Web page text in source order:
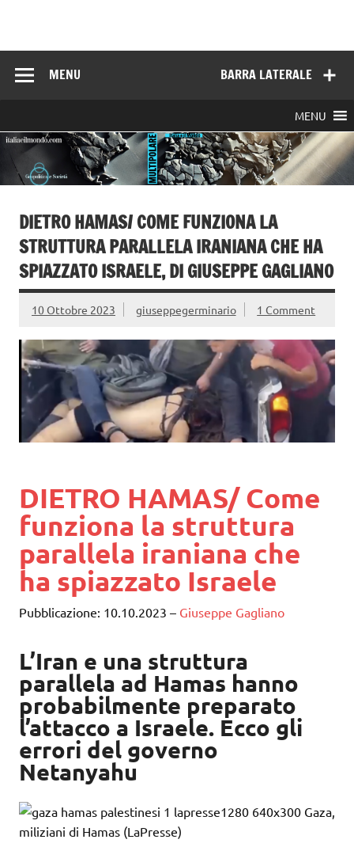
BARRA LATERALE
MENU
MENU
DIETRO HAMAS/ COME FUNZIONA LA
STRUTTURA PARALLELA IRANIANA CHE HA
SPIAZZATO ISRAELE, DI GIUSEPPE GAGLIANO
10 Ottobre 2023 giuseppegerminario 1 Comment
DIETRO HAMAS/ Come
funziona la struttura
parallela iraniana che
ha spiazzato Israele
Pubblicazione: 10.10.2023 – Giuseppe Gagliano
L’Iran e una struttura
parallela ad Hamas hanno
probabilmente preparato
l’attacco a Israele. Ecco gli
errori del governo
Netanyahu
Gaza,
miliziani di Hamas (LaPresse)